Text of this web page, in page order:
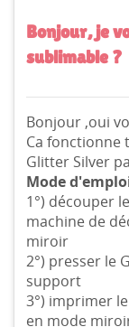
Bonjour, je
sublimable ?
Bonjour ,oui
Ca fonctionne
Glitter Silver
Mode
1°) découper
machine de
miroir
2°) presser le
support
3°) imprimer
en mode